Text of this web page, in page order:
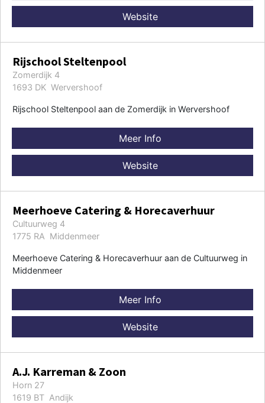
Website
Rijschool Steltenpool
Zomerdijk 4
1693 DK Wervershoof
Rijschool Steltenpool aan de Zomerdijk in Wervershoof
Meer Info
Website
Meerhoeve Catering & Horecaverhuur
Cultuurweg 4
1775 RA Middenmeer
Meerhoeve Catering & Horecaverhuur aan de Cultuurweg in
Middenmeer
Meer Info
Website
A.J. Karreman & Zoon
Horn 27
1619 BT Andijk